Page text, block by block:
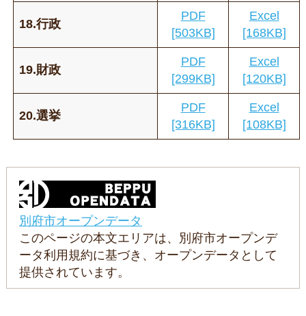
18.行政
PDF
[503KB]
Excel
[168KB]
19.財政
PDF
[299KB]
Excel
[120KB]
20.選挙
PDF
[316KB]
Excel
[108KB]
別府市オープンデータ
このページの本文エリアは、別府市オープンデ
ータ利用規約に基づき、オープンデータとして
提供されています。